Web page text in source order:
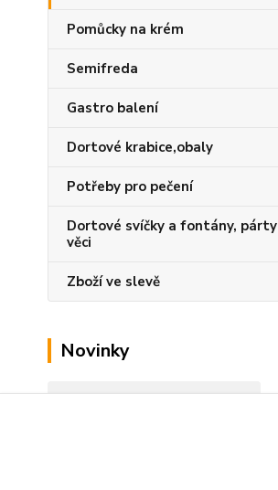
Pomůcky na krém
Semifreda
Gastro balení
Dortové krabice,obaly
Potřeby pro pečení
Dortové svíčky a fontány, párty
věci
Zboží ve slevě
Novinky
Zobrazit všechny novinky